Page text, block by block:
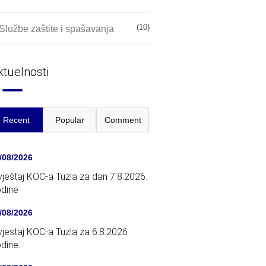
Službe zaštite i spašavanja (10)
Recent Popular Comment
08/2026
KOC-a Tuzla za dan 7.8.2026.
08/2026
KOC-a Tuzla za 6.8.2026